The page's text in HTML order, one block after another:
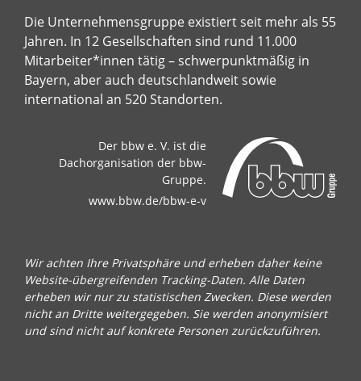
Die Unternehmensgruppe existiert seit mehr als 55
Jahren. In 12 Gesellschaften sind rund 11.000
Mitarbeiter*innen tätig – schwerpunktmäßig in
Bayern, aber auch deutschlandweit sowie
international an 520 Standorten.
Der bbw e. V. ist die
Dachorganisation der bbw-
Gruppe.
www.bbw.de/bbw-e-v
Wir achten Ihre Privatsphäre und erheben daher keine
Website-übergreifenden Tracking-Daten. Alle Daten
erheben wir nur zu statistischen Zwecken. Diese werden
nicht an Dritte weitergegeben. Sie werden anonymisiert
und sind nicht auf konkrete Personen zurückzuführen.